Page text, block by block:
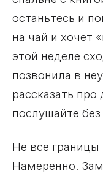
останьтесь и
на чай и хочет
этой неделе
позвонила в
рассказать
послушайте
Не все границы
Намеренно.